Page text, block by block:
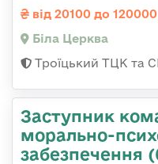
від 20100 до
Біла Церква
Троїцький ТЦК та
Заступник
морально-
забезпечення